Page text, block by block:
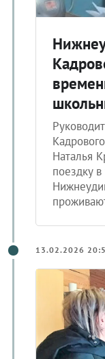
Наталья
поездку
13.02.2026